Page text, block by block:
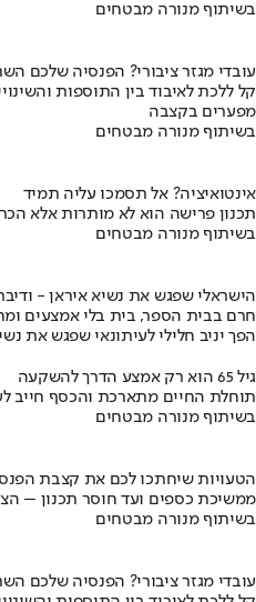
בשיתוף מנורה מבטחים
עובדי מגזר ציבורי? הפנסיה שלכם
קל ללכת לאיבוד בין התוספות
מפערים בקצבה
בשיתוף מנורה מבטחים
אינטואיציה? אל תסמכו עליה תמיד
תכנון פרישה הוא לא מותרות אלא
בשיתוף מנורה מבטחים
הישראלי שפגש את נשיא איראן -
חרם בבית הספר, בית בלי אמצעים
הפך יניב חלילי לעיתונאי שפגש את
גיל 65 הוא רק אמצע הדרך להשקעה
תוחלת החיים מתארכת והכסף חייב
בשיתוף מנורה מבטחים
הטעויות שיחתכו לכם את קצבת
ממשיכת כספים ועד חוסר תכנון –
בשיתוף מנורה מבטחים
עובדי מגזר ציבורי? הפנסיה שלכם